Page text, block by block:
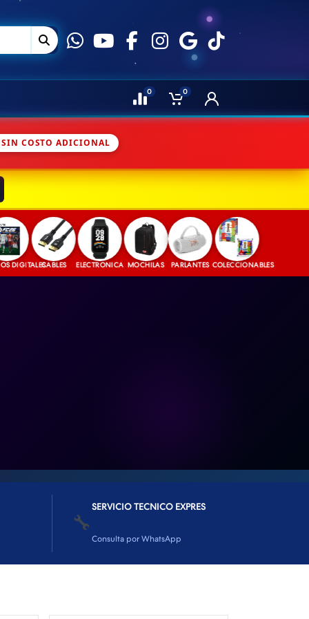
0 0
SIN COSTO ADICIONAL
CABLES ELECTRONICA MOCHILAS PARLANTES COLECCIONABLES
🔧
SERVICIO TECNICO EXPRES
Consulta por WhatsApp